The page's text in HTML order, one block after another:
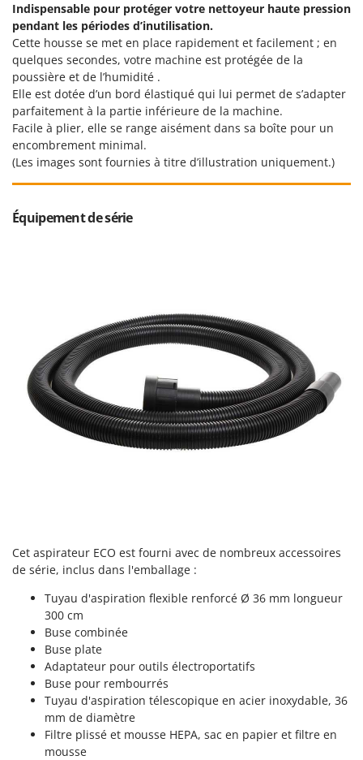
Taille-haies à bras pour tracteur
Tarières
Tondeuses à Gazon
Tondeuses autoportées
Tondeuses débroussailleuses thermiques
Trancheuses
Trancheuses de sol
Transpalettes
Treuils de débardage
Komo
L
Laica
Lampacrescia - MGM
Landxcape
LAR Casalinghi
Lavor
Linea VZ
Lisam
Macte Ovens
Makita
MAMMAMIA
Marcato
Marina Systems
MCH
Michelin
Mille
Minox
Mockmill
More than chef
MOSA
MOVA
Mowox
Indispensable pour protéger votre nettoyeur haute pression
pendant les périodes d’inutilisation.
Cette housse se met en place rapidement et facilement ; en
quelques secondes, votre machine est protégée de la
poussière et de l’humidité .
Elle est dotée d’un bord élastiqué qui lui permet de s’adapter
parfaitement à la partie inférieure de la machine.
Facile à plier, elle se range aisément dans sa boîte pour un
encombrement minimal.
(Les images sont fournies à titre d’illustration uniquement.)
Équipement de série
Cet aspirateur ECO est fourni avec de nombreux accessoires
de série, inclus dans l'emballage :
Tuyau d'aspiration flexible renforcé Ø 36 mm longueur
300 cm
Buse combinée
Buse plate
Adaptateur pour outils électroportatifs
Buse pour rembourrés
Tuyau d'aspiration télescopique en acier inoxydable, 36
mm de diamètre
Filtre plissé et mousse HEPA, sac en papier et filtre en
mousse